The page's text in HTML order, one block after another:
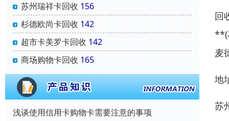
苏州瑞祥卡回收 156
杉德欧尚卡回收 142
超市卡美罗卡回收 142
商场购物卡回收 165
浅谈使用信用卡购物卡需要注意的事项
回
**(
麦
地
苏